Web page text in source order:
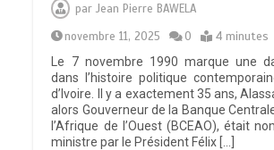
parJean Pierre BAWELA
novembre 11, 2025
0 4 minutes
Le 7 novembre 1990 marque une
dans l’histoire politique
d’Ivoire. Il y a exactement 35 ans,
alors Gouverneur de la Banque
l’Afrique de l’Ouest (BCEAO), était
ministre par le Président Félix […]